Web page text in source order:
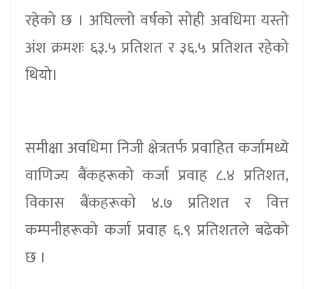
रहेको छ । अघिल्लो वर्षको सोही अवधिमा यस्तो
अंश क्रमशः ६३.५ प्रतिशत र ३६.५ प्रतिशत रहेको
थियो।
समीक्षा अवधिमा निजी क्षेत्रतर्फ प्रवाहित कर्जामध्ये
वाणिज्य बैंकहरूको कर्जा प्रवाह ८.४ प्रतिशत,
विकास बैंकहरूको ४.७ प्रतिशत र वित्त
कम्पनीहरूको कर्जा प्रवाह ६.९ प्रतिशतले बढेको
छ ।